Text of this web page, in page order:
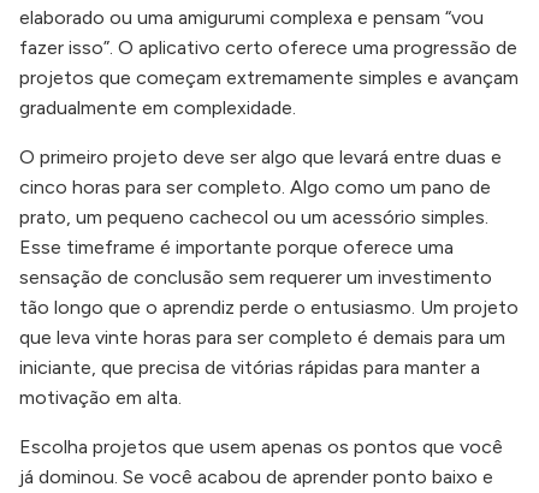
elaborado ou uma amigurumi complexa e pensam “vou
fazer isso”. O aplicativo certo oferece uma progressão de
projetos que começam extremamente simples e avançam
gradualmente em complexidade.
O primeiro projeto deve ser algo que levará entre duas e
cinco horas para ser completo. Algo como um pano de
prato, um pequeno cachecol ou um acessório simples.
Esse timeframe é importante porque oferece uma
sensação de conclusão sem requerer um investimento
tão longo que o aprendiz perde o entusiasmo. Um projeto
que leva vinte horas para ser completo é demais para um
iniciante, que precisa de vitórias rápidas para manter a
motivação em alta.
Escolha projetos que usem apenas os pontos que você
já dominou. Se você acabou de aprender ponto baixo e